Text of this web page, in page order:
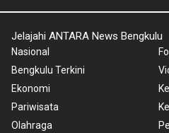
Jelajahi ANTARA News Bengkulu
Nasional
Bengkulu Terkini
Ekonomi
Pariwisata
Olahraga